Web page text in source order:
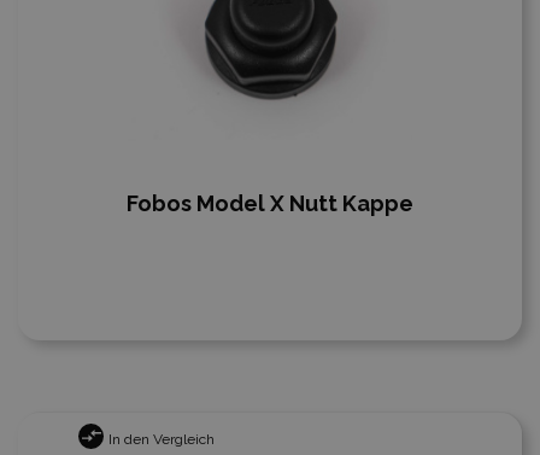
Fobos Model X Nutt Kappe
In den Vergleich